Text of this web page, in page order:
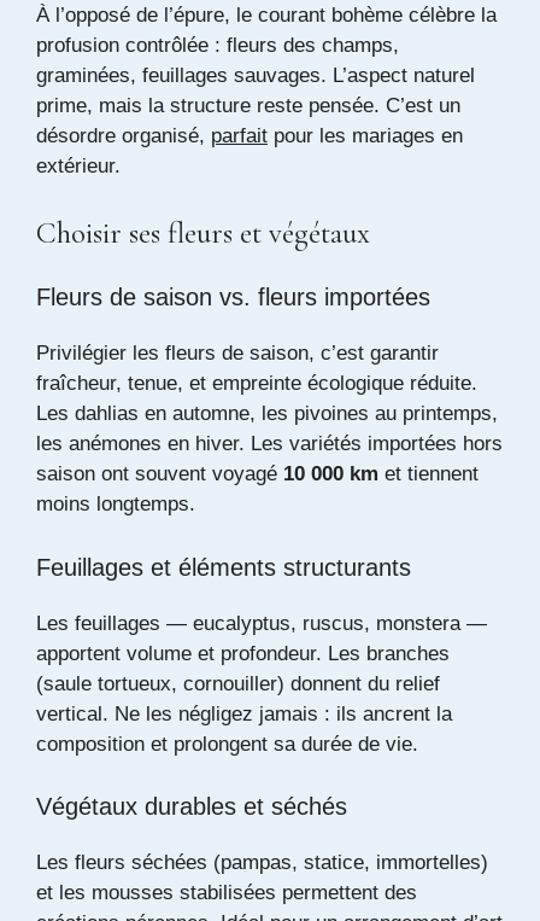
À l’opposé de l’épure, le courant bohème célèbre la
profusion contrôlée : fleurs des champs,
graminées, feuillages sauvages. L’aspect naturel
prime, mais la structure reste pensée. C’est un
désordre organisé, parfait pour les mariages en
extérieur.
Choisir ses fleurs et végétaux
Fleurs de saison vs. fleurs importées
Privilégier les fleurs de saison, c’est garantir
fraîcheur, tenue, et empreinte écologique réduite.
Les dahlias en automne, les pivoines au printemps,
les anémones en hiver. Les variétés importées hors
saison ont souvent voyagé 10 000 km et tiennent
moins longtemps.
Feuillages et éléments structurants
Les feuillages — eucalyptus, ruscus, monstera —
apportent volume et profondeur. Les branches
(saule tortueux, cornouiller) donnent du relief
vertical. Ne les négligez jamais : ils ancrent la
composition et prolongent sa durée de vie.
Végétaux durables et séchés
Les fleurs séchées (pampas, statice, immortelles)
et les mousses stabilisées permettent des